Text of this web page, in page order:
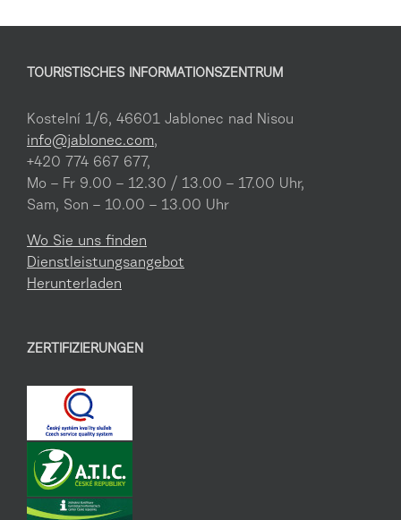
TOURISTISCHES INFORMATIONSZENTRUM
Kostelní 1/6, 46601 Jablonec nad Nisou
info@jablonec.com,
+420 774 667 677,
Mo – Fr 9.00 – 12.30 / 13.00 – 17.00 Uhr,
Sam, Son – 10.00 – 13.00 Uhr
Wo Sie uns finden
Dienstleistungsangebot
Herunterladen
ZERTIFIZIERUNGEN